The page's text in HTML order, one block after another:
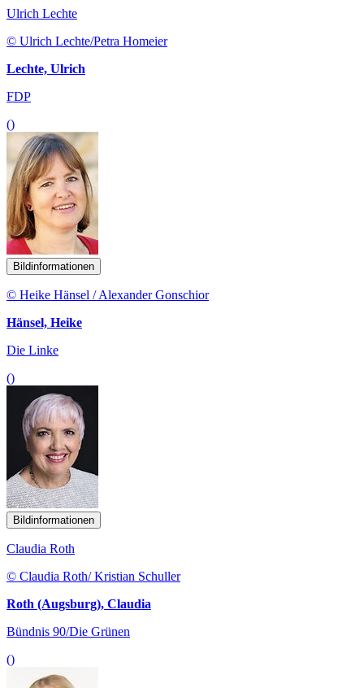
Ulrich Lechte
© Ulrich Lechte/Petra Homeier
Lechte, Ulrich
FDP
()
Bildinformationen
© Heike Hänsel / Alexander Gonschior
Hänsel, Heike
Die Linke
()
Bildinformationen
Claudia Roth
© Claudia Roth/ Kristian Schuller
Roth (Augsburg), Claudia
Bündnis 90/Die Grünen
()